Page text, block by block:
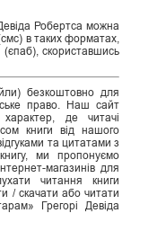
Робертса можна
в таких форматах,
скориставшись
безкоштовно для
право. Наш сайт
де читачі
книги від нашого
та цитатами з
ми пропонуємо
магазинів для
читання книги
/ скачати або читати
Грегорі Девіда